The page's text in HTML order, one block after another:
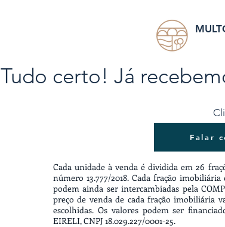
Tudo certo! Já
Falar
Cada unidade à venda é dividida em 26
número 13.777/2018. Cada fração
podem ainda ser intercambiadas pela
preço de venda de cada fração imobiliária
escolhidas. Os valores podem ser
EIRELI, CNPJ 18.029.227/0001-25.